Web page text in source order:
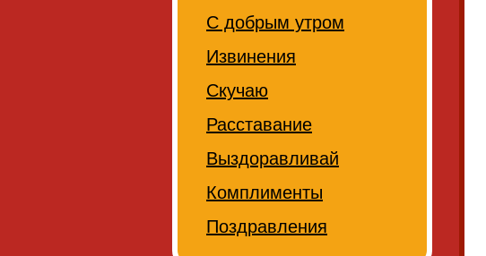
С добрым утром
Извинения
Скучаю
Расставание
Выздоравливай
Комплименты
Поздравления